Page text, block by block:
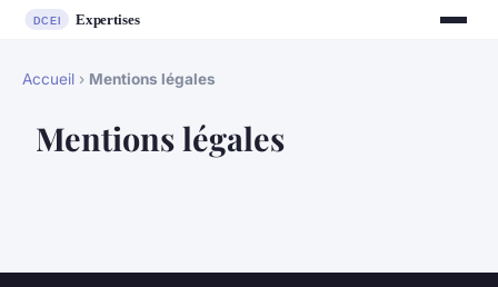
Accueil › Mentions légales
Mentions légales